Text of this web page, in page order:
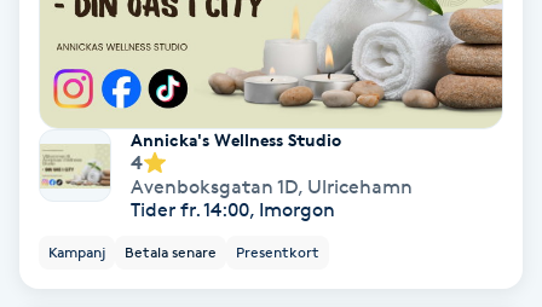
Fotvård
Fransar
Fransborttagning
Fransförlängning
Annicka's Wellness Studio
4
Avenboksgatan 1D, Ulricehamn
Tider fr. 14:00, Imorgon
Kampanj Betala senare Presentkort